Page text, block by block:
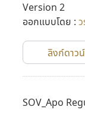
Version 2
ออกแบบโดย :
ลิงก์ดาว
SOV_Apo